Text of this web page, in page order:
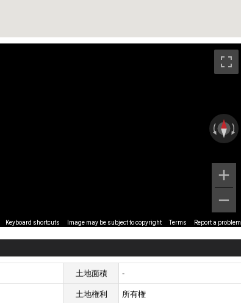
Keyboard shortcuts Image may be subject to copyright Terms Report a problem
土地面積 -
土地権利 所有権